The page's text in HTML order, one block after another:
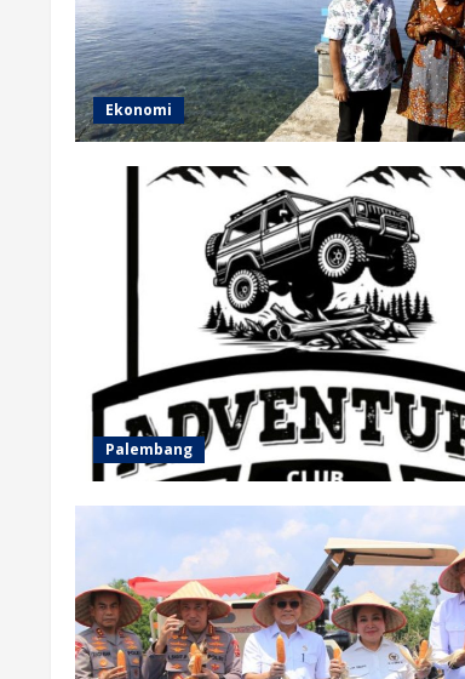
Ekonomi
Palembang